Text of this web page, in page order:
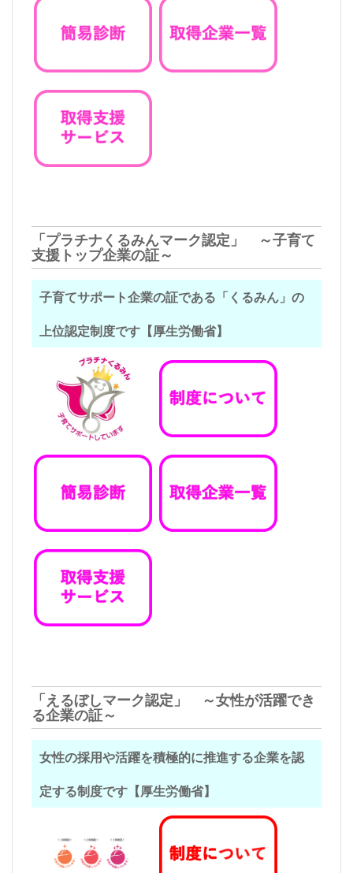
「プラチナくるみんマーク認定」 ～子育て
支援トップ企業の証～
子育てサポート企業の証である「くるみん」の
上位認定制度です【厚生労働省】
「えるぼしマーク認定」 ～女性が活躍でき
る企業の証～
女性の採用や活躍を積極的に推進する企業を認
定する制度です【厚生労働省】